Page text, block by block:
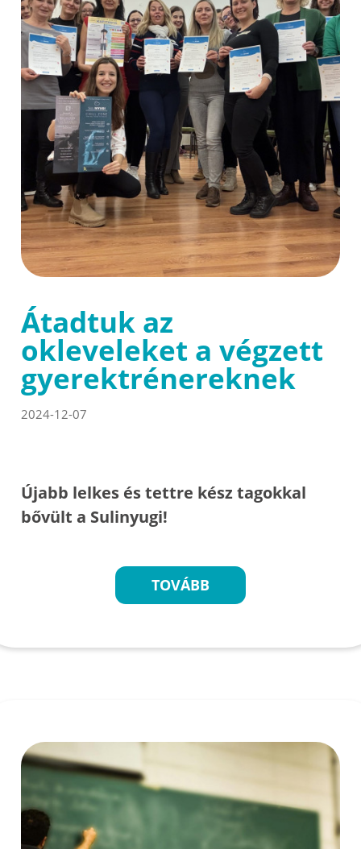
Átadtuk az
okleveleket a végzett
gyerektrénereknek
2024-12-07
Újabb lelkes és tettre kész tagokkal
bővült a Sulinyugi!
TOVÁBB